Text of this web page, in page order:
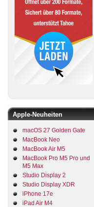
Apple-Neuheiten
macOS 27 Golden Gate
MacBook Neo
MacBook Air M5
MacBook Pro M5 Pro und
M5 Max
Studio Display 2
Studio Display XDR
iPhone 17e
iPad Air M4